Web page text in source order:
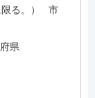
限る。） 市
県